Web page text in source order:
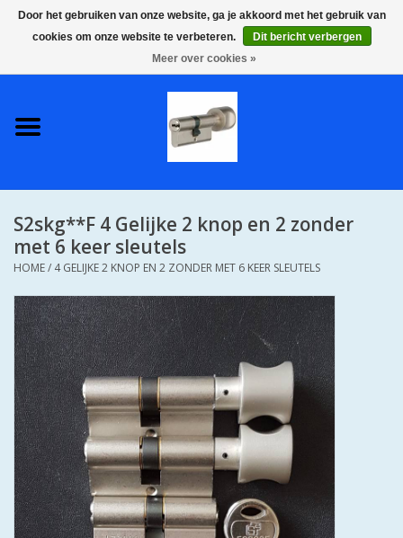
0 Artikelen - €0,00
S2 COMPLETE VEILIGE
SKG**
S2 CILINDER SLOTEN IN
IEDERE GEWENSTE MAAT MET
GEWONE GENUMMERDE
SLEUTELS SKG**
S2 CILINDERSLOTEN IN IEDERE
GEWENSTE MAAT MET
KEERSLEUTEL
(GAATJES)VEILIGE
GENUMMERDE SLEUTELS
SKG**
S2skg**F 4 Gelijke 2 knop en 2 zonder
met 6 keer sleutels
HOME/ 4 GELIJKE 2 KNOP EN 2 ZONDER MET 6 KEER SLEUTELS
Door het gebruiken van onze website, ga je akkoord met het gebruik van
cookies om onze website te verbeteren.
Dit bericht verbergen
Meer over cookies »